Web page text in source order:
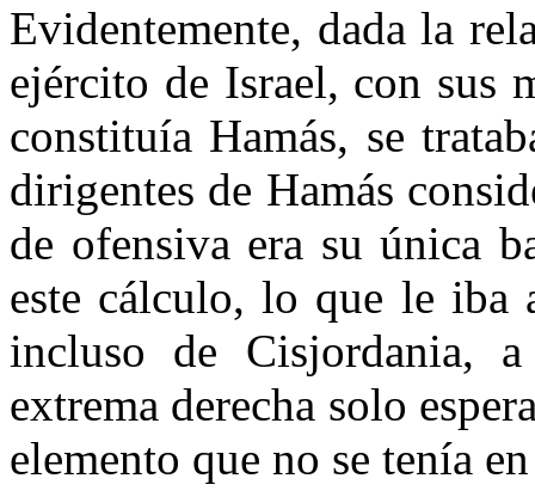
Evidentemente, dada la
ejército de Israel, con sus
constituía Hamás, se
dirigentes de Hamás
de ofensiva era su única
este cálculo, lo que le iba
incluso de Cisjordania,
extrema derecha solo
elemento que no se tenía